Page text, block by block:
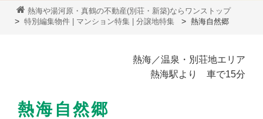
熱海や湯河原・真鶴の不動産(別荘・新築)ならワンストップ
特別編集物件 | マンション特集 | 分譲地特集
熱海自然郷
熱海／温泉・別荘地エリア
熱海駅より 車で15分
熱海自然郷